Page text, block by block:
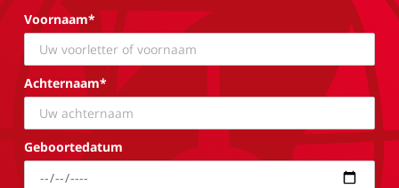
Voornaam*
Achternaam*
Geboortedatum